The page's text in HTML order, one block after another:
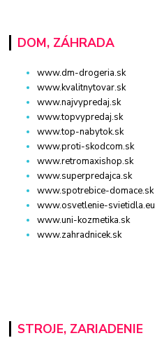
DOM, ZÁHRADA
www.dm-drogeria.sk
www.kvalitnytovar.sk
www.najvypredaj.sk
www.topvypredaj.sk
www.top-nabytok.sk
www.proti-skodcom.sk
www.retromaxishop.sk
www.superpredajca.sk
www.spotrebice-domace.sk
www.osvetlenie-svietidla.eu
www.uni-kozmetika.sk
www.zahradnicek.sk
STROJE, ZARIADENIE